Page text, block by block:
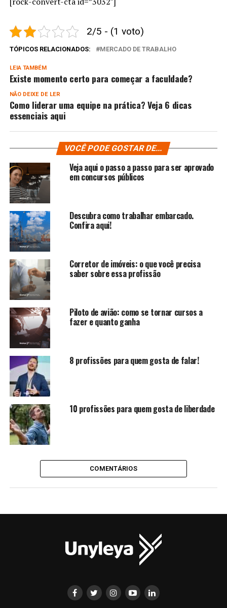
2/5 - (1 voto)
TÓPICOS RELACIONADOS: MERCADO DE TRABALHO
LEIA TAMBÉM
Existe momento certo para começar a faculdade?
NÃO DEIXE DE LER
Como liderar uma equipe na prática? Veja 6 dicas
essenciais aqui
VOCÊ PODE GOSTAR DE...
Veja aqui o passo a passo para ser aprovado
em concursos públicos
Descubra como trabalhar embarcado.
Confira aqui!
Corretor de imóveis: o que você precisa
saber sobre essa profissão
Piloto de avião: como se tornar cursos a
fazer e quanto ganha
8 profissões para quem gosta de falar!
10 profissões para quem gosta de liberdade
COMENTÁRIOS